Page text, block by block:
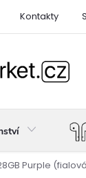
Kontakty
Purple